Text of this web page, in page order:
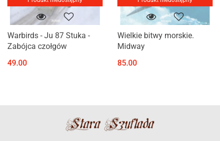
Warbirds - Ju 87 Stuka -
Zabójca czołgów
49.00
Wielkie bitwy morskie.
Midway
85.00